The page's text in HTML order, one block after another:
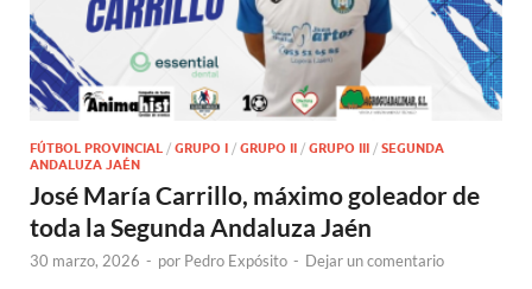
FÚTBOL PROVINCIAL / GRUPO I / GRUPO II / GRUPO III / SEGUNDA
ANDALUZA JAÉN
José María Carrillo, máximo goleador de
toda la Segunda Andaluza Jaén
30 marzo, 2026 - por Pedro Expósito - Dejar un comentario